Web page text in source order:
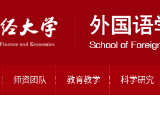
师资团队 教育教学 科学研究